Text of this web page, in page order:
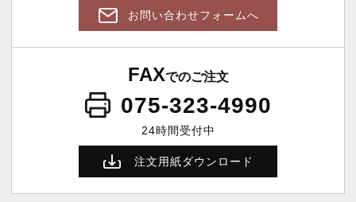
お問い合わせフォームへ
FAXでのご注文
075-323-4990
24時間受付中
注文用紙ダウンロード